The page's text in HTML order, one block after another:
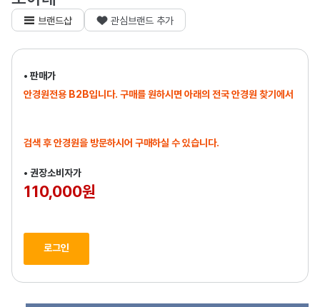
브랜드샵 관심브랜드 추가
• 판매가
안경원전용 B2B입니다. 구매를 원하시면 아래의 전국 안경원 찾기에서
검색 후 안경원을 방문하시어 구매하실 수 있습니다.
• 권장소비자가
110,000원
로그인